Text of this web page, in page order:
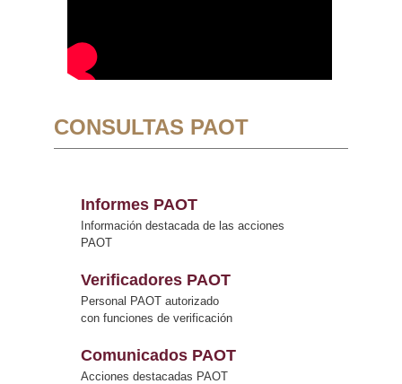
CONSULTAS PAOT
Informes PAOT
Información destacada de las acciones
PAOT
Verificadores PAOT
Personal PAOT autorizado
con funciones de verificación
Comunicados PAOT
Acciones destacadas PAOT